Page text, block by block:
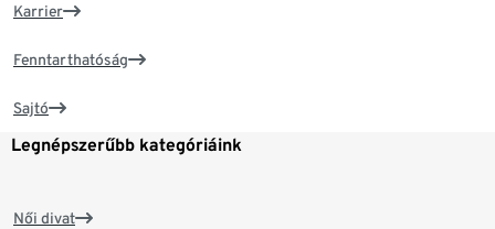
Karrier
Fenntarthatóság
Sajtó
Legnépszerűbb kategóriáink
Női divat